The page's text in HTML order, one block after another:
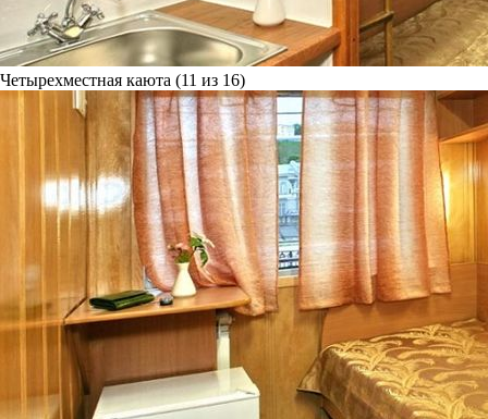
Четырехместная каюта (11 из 16)